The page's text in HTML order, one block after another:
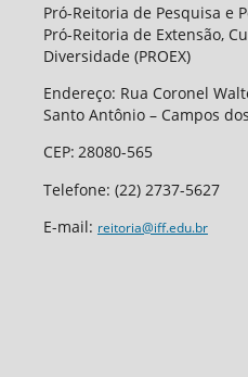
Pró-Reitoria de Pesquisa e
Pró-Reitoria de Extensão,
Diversidade (PROEX)
Endereço: Rua Coronel
Santo Antônio – Campos
CEP: 28080-565
Telefone: (22) 2737-5627
E-mail: reitoria@iff.edu.br